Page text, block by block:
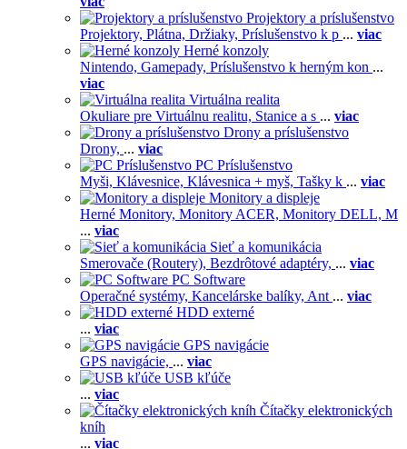
Projektory a príslušenstvo
Projektory, Plátna, Držiaky, Príslušenstvo k p ... viac
Herné konzoly
Nintendo, Gamepady, Príslušenstvo k herným kon ...
viac
Virtuálna realita
Okuliare pre Virtuálnu realitu, Stanice a s ... viac
Drony a príslušenstvo
Drony, ... viac
PC Príslušenstvo
Myši, Klávesnice, Klávesnica + myš, Tašky k ... viac
Monitory a displeje
Herné Monitory, Monitory ACER, Monitory DELL, M
... viac
Sieť a komunikácia
Smerovače (Routery), Bezdrôtové adaptéry, ... viac
PC Software
Operačné systémy, Kancelárske balíky, Ant ... viac
HDD externé
... viac
GPS navigácie
GPS navigácie, ... viac
USB kľúče
... viac
Čítačky elektronických
kníh
... viac